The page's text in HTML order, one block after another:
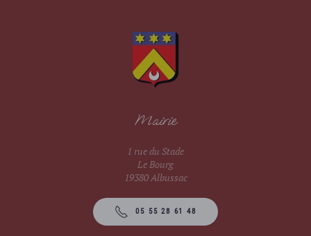
Mairie
1 rue du Stade
Le Bourg
19380 Albussac
05 55 28 61 48